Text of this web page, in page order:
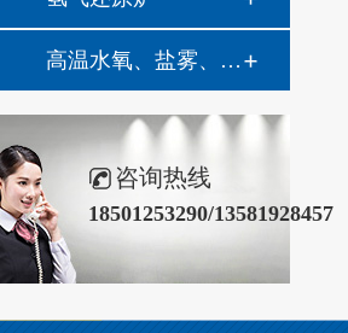
高温水氧、盐雾、油雾热腐蚀系统
咨询热线
18501253290/13581928457